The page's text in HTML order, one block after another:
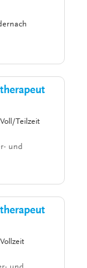
Voll/Teilzeit
und
Vollzeit